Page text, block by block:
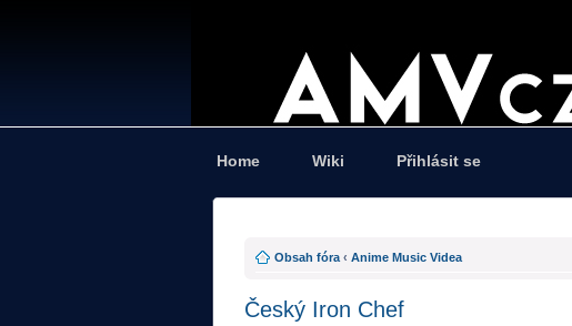
Home Wiki Přihlásit se
Obsah fóra ‹ Anime Music Videa
Český Iron Chef